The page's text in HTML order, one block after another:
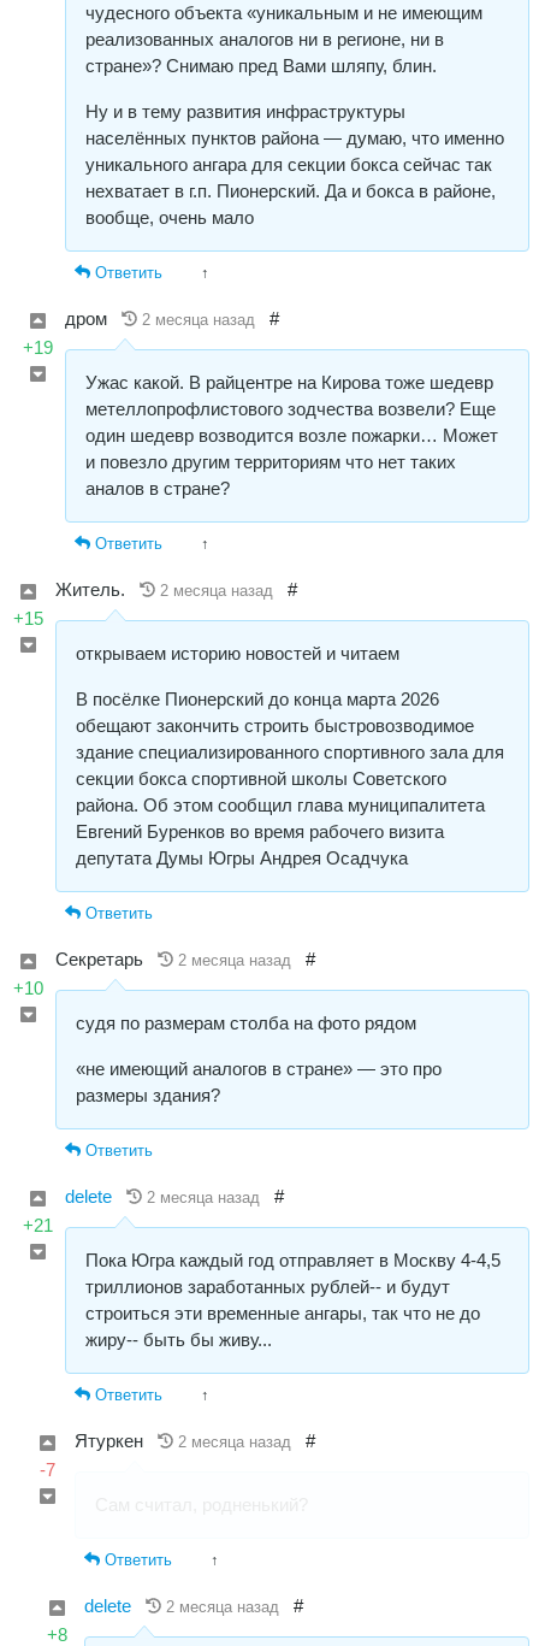
чудесного объекта «уникальным и не имеющим
реализованных аналогов ни в регионе, ни в
стране»? Снимаю пред Вами шляпу, блин.
Ну и в тему развития инфраструктуры
населённых пунктов района — думаю, что именно
уникального ангара для секции бокса сейчас так
нехватает в г.п. Пионерский. Да и бокса в районе,
вообще, очень мало
Ответить ↑
+19
дром 2 месяца назад #
Ужас какой. В райцентре на Кирова тоже шедевр
метеллопрофлистового зодчества возвели? Еще
один шедевр возводится возле пожарки… Может
и повезло другим территориям что нет таких
аналов в стране?
Ответить ↑
+15
Житель. 2 месяца назад #
открываем историю новостей и читаем
В посёлке Пионерский до конца марта 2026
обещают закончить строить быстровозводимое
здание специализированного спортивного зала для
секции бокса спортивной школы Советского
района. Об этом сообщил глава муниципалитета
Евгений Буренков во время рабочего визита
депутата Думы Югры Андрея Осадчука
Ответить
+10
Секретарь 2 месяца назад #
судя по размерам столба на фото рядом
«не имеющий аналогов в стране» — это про
размеры здания?
Ответить
+21
delete 2 месяца назад #
Пока Югра каждый год отправляет в Москву 4-4,5
триллионов заработанных рублей-- и будут
строиться эти временные ангары, так что не до
жиру-- быть бы живу...
Ответить ↑
-7
Ятуркен 2 месяца назад #
Ответить ↑
+8
delete 2 месяца назад #